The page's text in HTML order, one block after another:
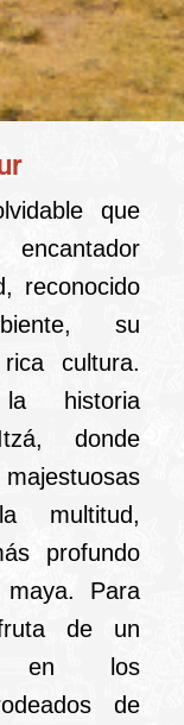
que
reconocido
su
cultura.
historia
donde
multitud,
profundo
Para
de un
en los
de